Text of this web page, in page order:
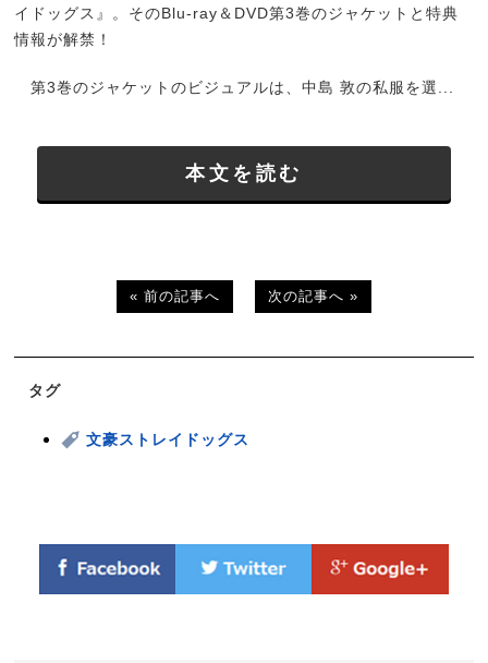
イドッグス』。そのBlu-ray＆DVD第3巻のジャケットと特典
情報が解禁！
第3巻のジャケットのビジュアルは、中島 敦の私服を選...
本文を読む
« 前の記事へ 次の記事へ »
タグ
文豪ストレイドッグス